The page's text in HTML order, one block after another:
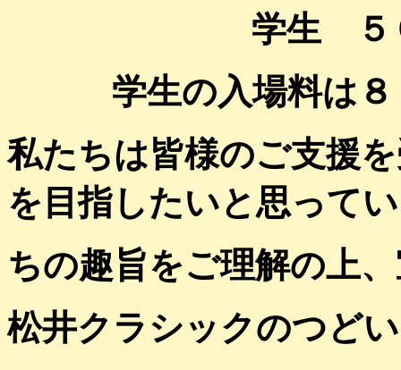
学生 ５０
学生の入場料は８
私たちは皆様のご支援
を目指したいと思って
ちの趣旨をご理解の上
松井クラシックのつどい